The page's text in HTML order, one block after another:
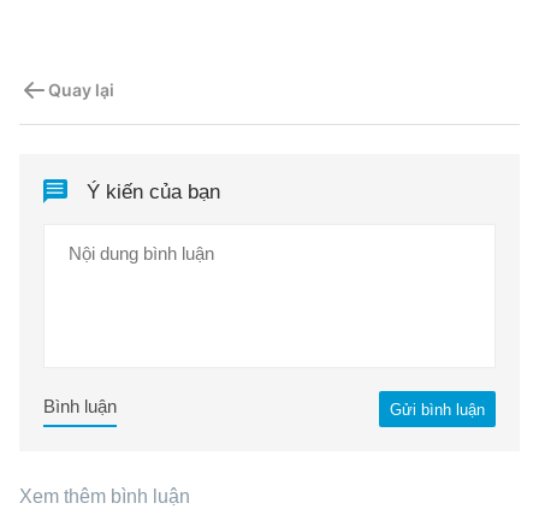
Quay lại
Ý kiến của bạn
Gửi bình luận
Bình luận
Xem thêm bình luận